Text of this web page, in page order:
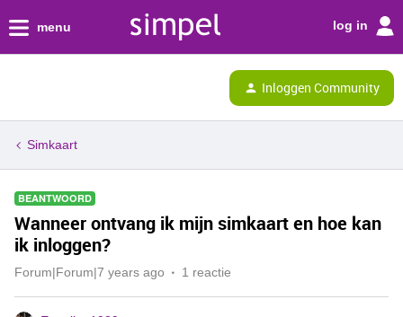
menu log in
Inloggen Community
Simkaart
BEANTWOORD
Wanneer ontvang ik mijn simkaart en hoe kan
ik inloggen?
Forum|Forum|7 years ago 1 reactie